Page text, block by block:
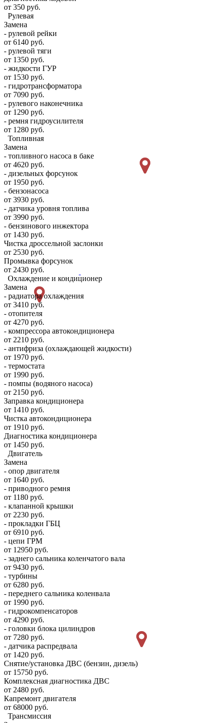
от 350 руб.
Рулевая
Замена
- рулевой рейки
от 6140 руб.
- рулевой тяги
от 1350 руб.
- жидкости ГУР
от 1530 руб.
- гидротрансформатора
от 7090 руб.
- рулевого наконечника
от 1290 руб.
- ремня гидроусилителя
от 1280 руб.
Топливная
Замена
- топливного насоса в баке
от 4620 руб.
- дизельных форсунок
от 1950 руб.
- бензонасоса
от 3930 руб.
- датчика уровня топлива
от 3990 руб.
- бензинового инжектора
от 1430 руб.
Чистка дроссельной заслонки
от 2530 руб.
Промывка форсунок
от 2430 руб.
Охлаждение и кондиционер
Замена
- радиатора охлаждения
от 3410 руб.
- отопителя
от 4270 руб.
- компрессора автокондиционера
от 2210 руб.
- антифриза (охлаждающей жидкости)
от 1970 руб.
- термостата
от 1990 руб.
- помпы (водяного насоса)
от 2150 руб.
Заправка кондиционера
от 1410 руб.
Чистка автокондиционера
от 1910 руб.
Диагностика кондиционера
от 1450 руб.
Двигатель
Замена
- опор двигателя
от 1640 руб.
- приводного ремня
от 1180 руб.
- клапанной крышки
от 2230 руб.
- прокладки ГБЦ
от 6910 руб.
- цепи ГРМ
от 12950 руб.
- заднего сальника коленчатого вала
от 9430 руб.
- турбины
от 6280 руб.
- переднего сальника коленвала
от 1990 руб.
- гидрокомпенсаторов
от 4290 руб.
- головки блока цилиндров
от 7280 руб.
- датчика распредвала
от 1420 руб.
Снятие/установка ДВС (бензин, дизель)
от 15750 руб.
Комплексная диагностика ДВС
от 2480 руб.
Капремонт двигателя
от 68000 руб.
Трансмиссия